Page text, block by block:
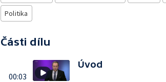
Politika
Části dílu
00:03
Úvod